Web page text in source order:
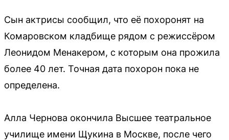
Сын актрисы сообщил, что её похоронят на
Комаровском кладбище рядом с режиссёром
Леонидом Менакером, с которым она прожила
более 40 лет. Точная дата похорон пока не
определена.
Алла Чернова окончила Высшее театральное
училище имени Щукина в Москве, после чего